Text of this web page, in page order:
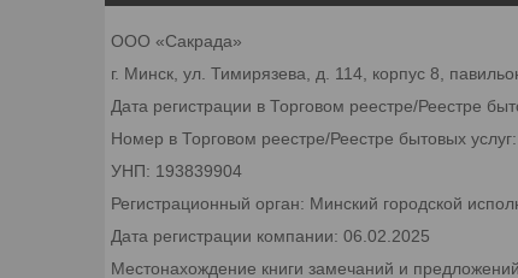
ООО «Сакрада»
г. Минск, ул. Тимирязева, д. 114, корпус 8,
Дата регистрации в Торговом реестре/Реестре
Номер в Торговом реестре/Реестре бытовых
УНП: 193839904
Регистрационный орган: Минский городской
Дата регистрации компании: 06.02.2025
Местонахождение книги замечаний и